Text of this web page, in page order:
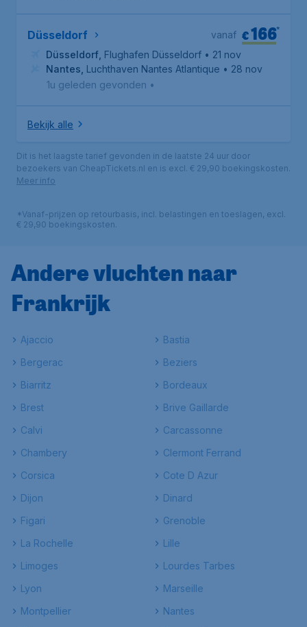
Düsseldorf €166*
vanaf
Düsseldorf Flughafen Düsseldorf • 21 nov
Nantes Luchthaven Nantes Atlantique • 28 nov
1u geleden gevonden •
Bekijk alle
Dit is het laagste tarief gevonden in de laatste 24 uur door
bezoekers van CheapTickets.nl en is excl. € 29,90 boekingskosten.
Meer info
*Vanaf-prijzen op retourbasis, incl. belastingen en toeslagen, excl.
€ 29,90 boekingskosten.
Andere vluchten naar
Frankrijk
Ajaccio
Bastia
Bergerac
Beziers
Biarritz
Bordeaux
Brest
Brive Gaillarde
Calvi
Carcassonne
Chambery
Clermont Ferrand
Corsica
Cote D Azur
Dijon
Dinard
Figari
Grenoble
La Rochelle
Lille
Limoges
Lourdes Tarbes
Lyon
Marseille
Montpellier
Nantes